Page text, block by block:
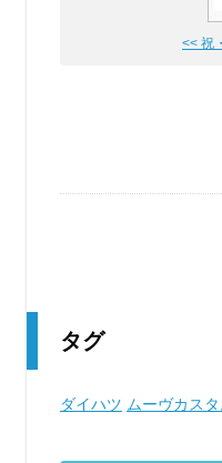
<< 祝
タグ
ダイハツ ムーヴカスタ